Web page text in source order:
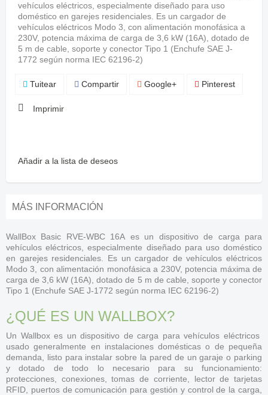
vehículos eléctricos, especialmente diseñado para uso
doméstico en garejes residenciales. Es un cargador de
vehículos eléctricos Modo 3, con alimentación monofásica a
230V, potencia máxima de carga de 3,6 kW (16A), dotado de
5 m de cable, soporte y conector Tipo 1 (Enchufe SAE J-
1772 según norma IEC 62196-2)
Tuitear Compartir Google+ Pinterest
Imprimir
Añadir a la lista de deseos
MÁS INFORMACIÓN
WallBox Basic RVE-WBC 16A es un dispositivo de carga para
vehículos eléctricos, especialmente diseñado para uso doméstico
en garejes residenciales. Es un cargador de vehículos eléctricos
Modo 3, con alimentación monofásica a 230V, potencia máxima de
carga de 3,6 kW (16A), dotado de 5 m de cable, soporte y conector
Tipo 1 (Enchufe SAE J-1772 según norma IEC 62196-2)
¿QUÉ ES UN WALLBOX?
Un Wallbox es un dispositivo de carga para vehículos eléctricos
usado generalmente en instalaciones domésticas o de pequeña
demanda, listo para instalar sobre la pared de un garaje o parking
y dotado de todo lo necesario para su funcionamiento:
protecciones, conexiones, tomas de corriente, lector de tarjetas
RFID, puertos de comunicación para gestión y control de la carga,